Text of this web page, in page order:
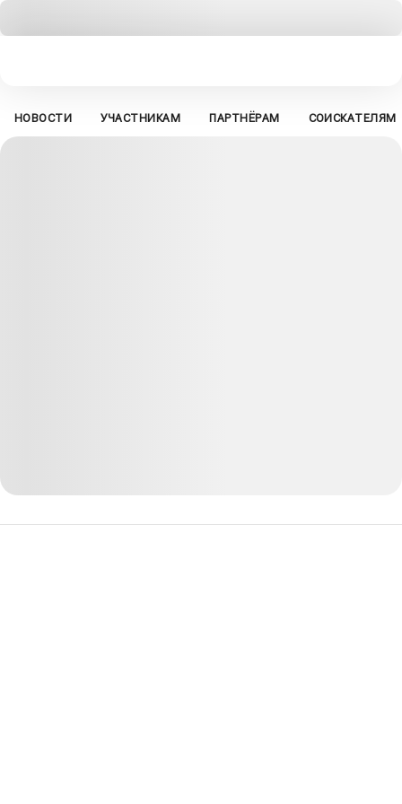
НОВОСТИ УЧАСТНИКАМ ПАРТНЁРАМ СОИСКАТЕЛЯМ